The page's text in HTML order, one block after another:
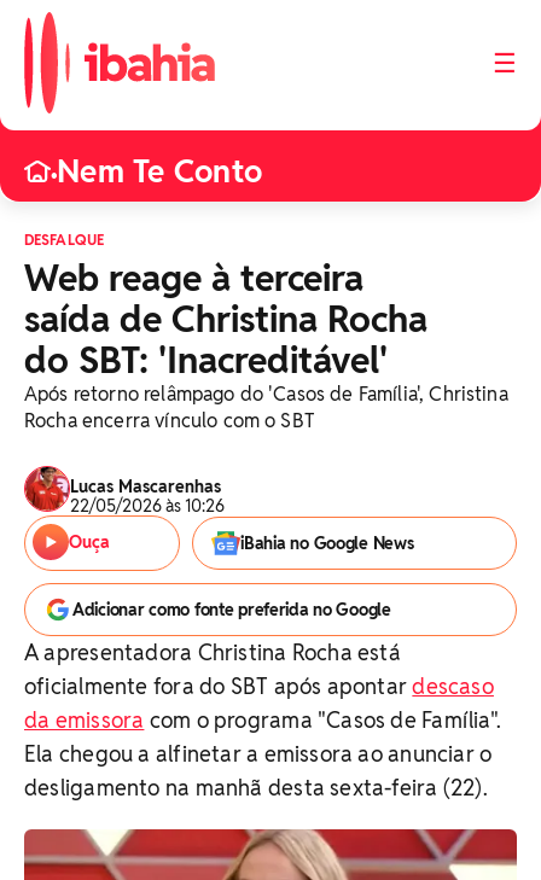
☰
•Nem Te Conto
DESFALQUE
Web reage à terceira
saída de Christina Rocha
do SBT: 'Inacreditável'
Após retorno relâmpago do 'Casos de Família', Christina
Rocha encerra vínculo com o SBT
Lucas Mascarenhas
22/05/2026 às 10:26
Ouça
iBahia no Google News
Adicionar como fonte preferida no Google
A apresentadora Christina Rocha está
oficialmente fora do SBT após apontardescaso
da emissora com o programa "Casos de Família".
Ela chegou a alfinetar a emissora ao anunciar o
desligamento na manhã desta sexta-feira (22).